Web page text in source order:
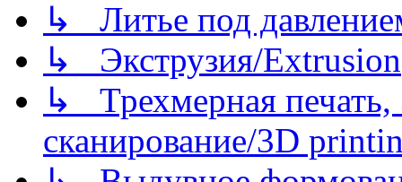
↳ Литье под
↳ Экструзия/Extrusion
↳ Трехмерная
сканирование/3D